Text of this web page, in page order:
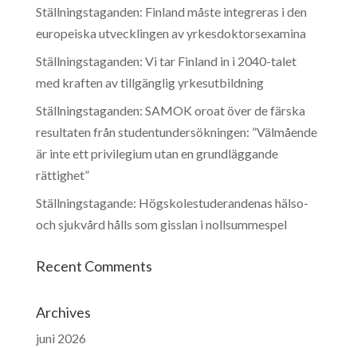
Ställningstaganden: Finland måste integreras i den
europeiska utvecklingen av yrkesdoktorsexamina
Ställningstaganden: Vi tar Finland in i 2040-talet
med kraften av tillgänglig yrkesutbildning
Ställningstaganden: SAMOK oroat över de färska
resultaten från studentundersökningen: ”Välmående
är inte ett privilegium utan en grundläggande
rättighet”
Ställningstagande: Högskolestuderandenas hälso-
och sjukvård hålls som gisslan i nollsummespel
Recent Comments
Archives
juni 2026